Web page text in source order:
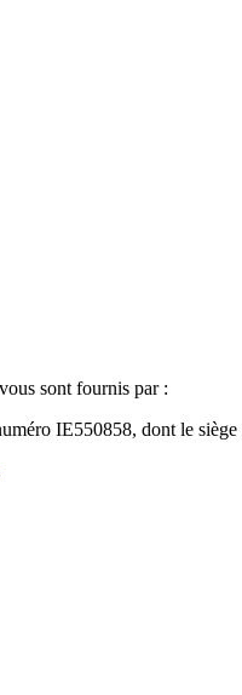
sont fournis par :
IE550858, dont le